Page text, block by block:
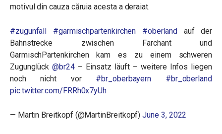
motivul din cauza căruia acesta a deraiat.
#zugunfall #garmischpartenkirchen #oberland auf der
Bahnstrecke zwischen Farchant und
GarmischPartenkirchen kam es zu einem schweren
Zugunglück@br24 – Einsatz läuft – weitere Infos liegen
noch nicht vor #br_oberbayern
#br_oberland
pic.twitter.com/FRRh0x7yUh
— Martin Breitkopf (@MartinBreitkopf)June 3, 2022